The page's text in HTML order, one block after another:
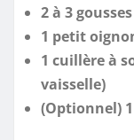
2 à 3
1 petit
1 cuillère à
vaisselle)
(Optionnel)